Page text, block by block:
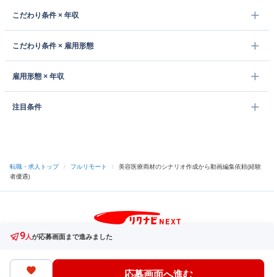
こだわり条件 × 年収
こだわり条件 × 雇用形態
雇用形態 × 年収
注目条件
9人が応募画面まで進みました
転職・求人トップ / フルリモート /
美容医療商材のシナリオ作成から動画編集依頼(経験
者優遇)
応募画面へ進む
中途採用をご検討の企業様
ヘルプ・お問い合わせ